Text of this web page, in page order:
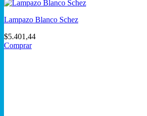
Lampazo Blanco Schez
$5.401,44
Comprar